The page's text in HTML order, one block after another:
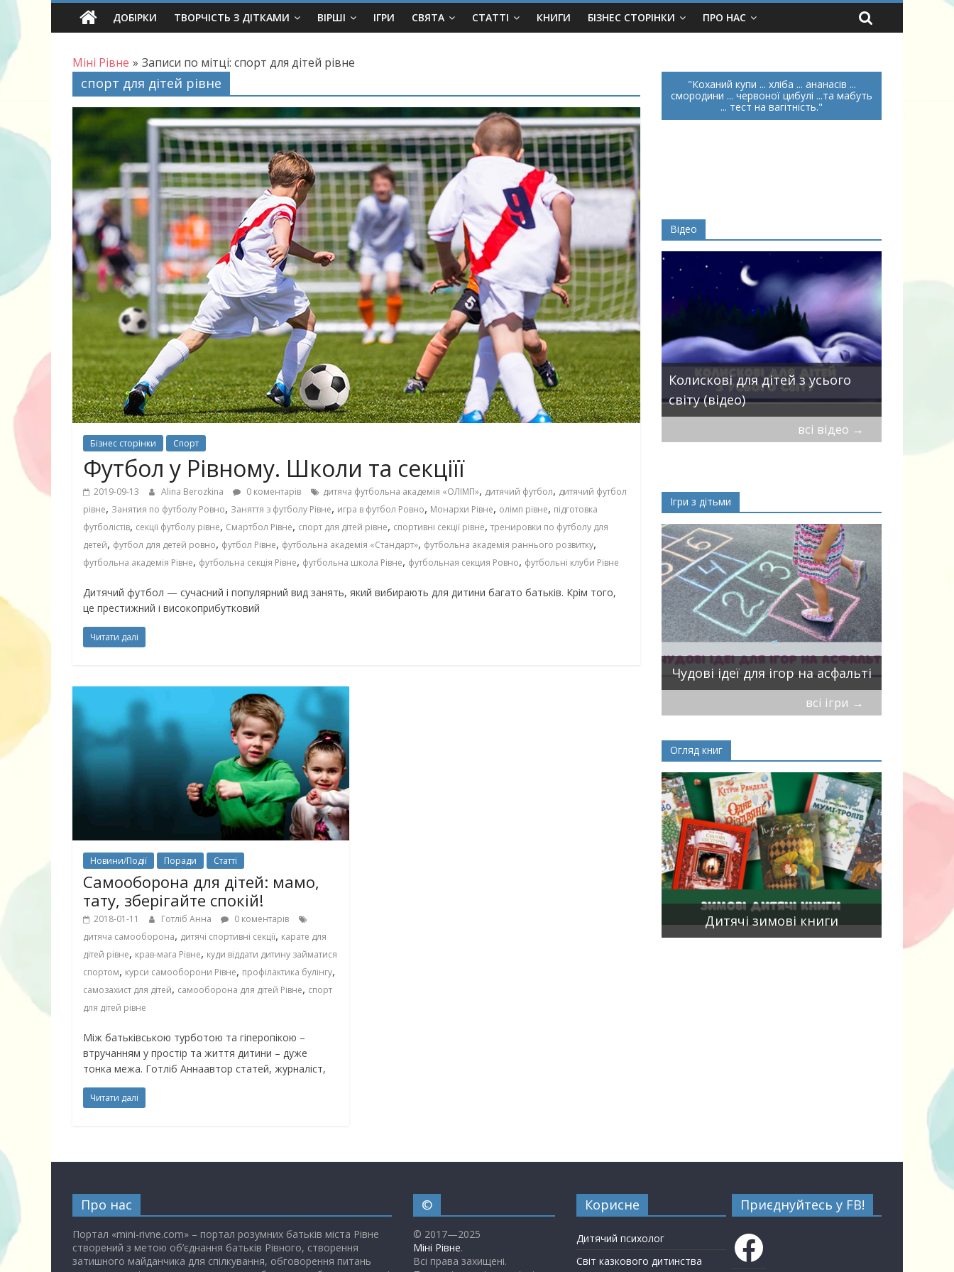
Skip
ДОБІРКИ ТВОРЧІСТЬ З ДІТКАМИ ВІРШІ ІГРИ СВЯТА СТАТТІ КНИГИ БІЗНЕС СТОРІНКИ ПРО НАС
Міні Рівне » Записи по мітці: спорт для дітей рівне
спорт для дітей рівне
Бізнес сторінки Спорт
Футбол у Рівному. Школи та секціїї
2019-09-13 Alina Berozkina 0 коментарів дитяча футбольна академія «ОЛІМП», дитячий футбол, дитячий футбол
рівне, Занятия по футболу Ровно, Заняття з футболу Рівне, игра в футбол Ровно, Монархи Рівне, олімп рівне, підготовка
футболістів, секції футболу рівне, Смартбол Рівне, спорт для дітей рівне, спортивні секції рівне, тренировки по футболу для
детей, футбол для детей ровно, футбол Рівне, футбольна академія «Стандарт», футбольна академія раннього розвитку,
футбольна академія Рівне, футбольна секція Рівне, футбольна школа Рівне, футбольная секция Ровно, футбольні клуби Рівне
Дитячий футбол — сучасний і популярний вид занять, який вибирають для дитини багато батьків. Крім того,
це престижний і високоприбутковий
Читати далі
Новини/Події Поради Статті
Самооборона для дітей: мамо,
тату, зберігайте спокій!
2018-01-11 Готліб Анна
0 коментарів
дитяча самооборона, дитячі спортивні секції, карате для
дітей рівне, крав-мага Рівне, куди віддати дитину займатися
спортом, курси самооборони Рівне, профілактика булінгу,
самозахист для дітей, самооборона для дітей Рівне, спорт
для дітей рівне
Між батьківською турботою та гіперопікою –
втручанням у простір та життя дитини – дуже
тонка межа. Готліб Аннаавтор статей, журналіст,
Читати далі
Коханий купи ... хліба ... ананасів ...
смородини ... червоної цибулі ...та мабуть
... тест на вагітність.
Відео
30 найкрасивіших пісень про
маму
Чарівні українські колискові
пісні для дітей (слова та
музика)
Колискові для дітей з усього
світу (відео)
всі відео →
Ігри з дітьми
Чудові ідеї для ігор на асфальті
всі ігри →
Огляд книг
Книги, які варто подарувати
дітям до Великодня
Дитячі зимові книги
білінгви
Про нас
Портал «mini-rivne.com» – портал розумних батьків міста Рівне
створений з метою об’єднання батьків Рівного, створення
затишного майданчика для спілкування, обговорення питань
©
© 2017—2025
Міні Рівне.
Всі права захищені.
Корисне
Дитячий психолог
Світ казкового дитинства
Приєднуйтесь у FB!
Facebook